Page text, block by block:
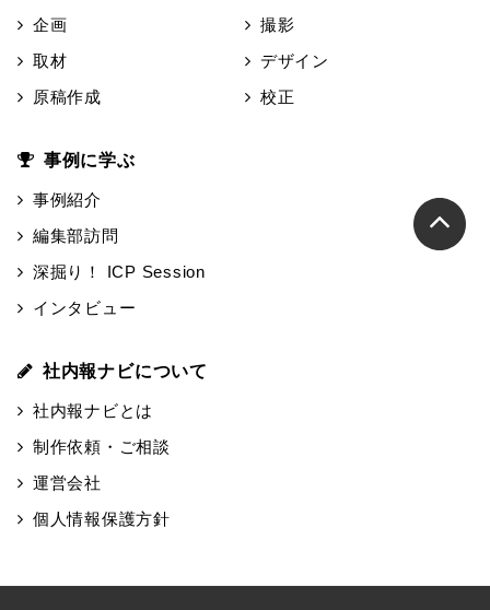
企画
取材
原稿作成
撮影
デザイン
校正
事例に学ぶ
事例紹介
編集部訪問
深掘り！ ICP Session
インタビュー
社内報ナビについて
社内報ナビとは
制作依頼・ご相談
運営会社
個人情報保護方針